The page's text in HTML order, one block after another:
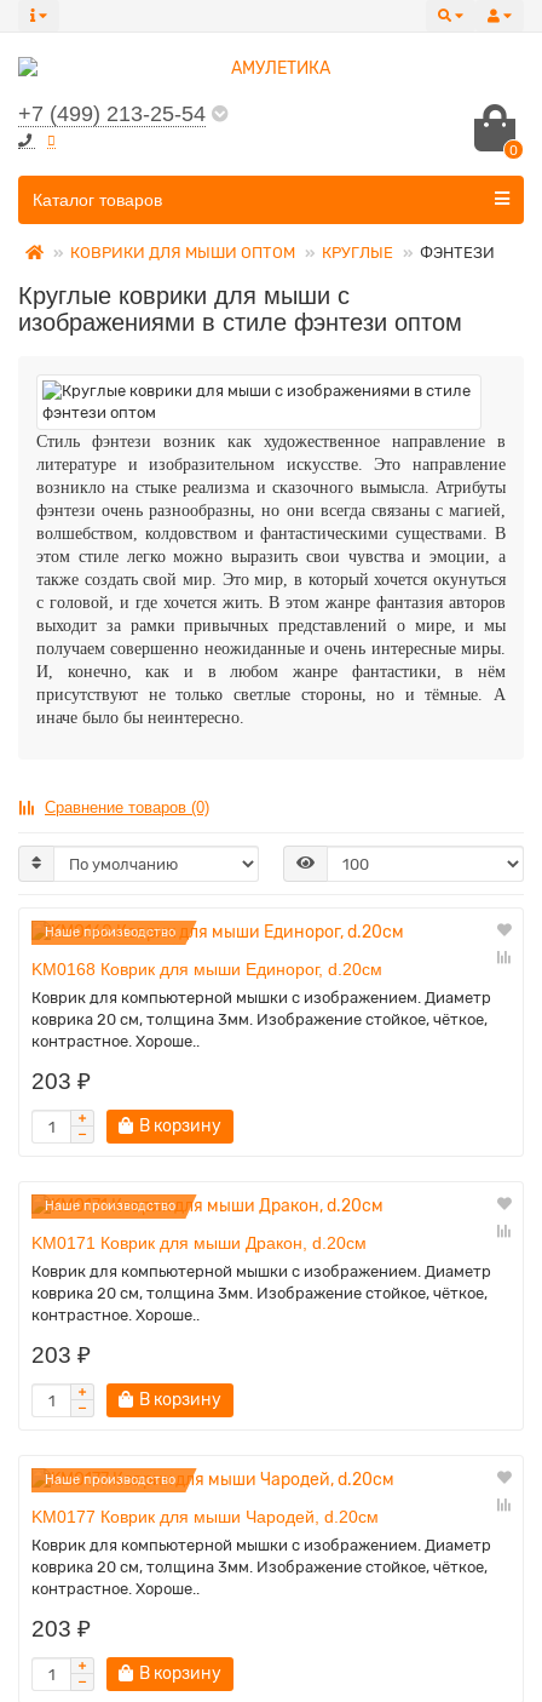
+7 (499) 213-25-54
0
Все категории
Каталог товаров
КОВРИКИ ДЛЯ МЫШИ ОПТОМ КРУГЛЫЕ ФЭНТЕЗИ
Круглые коврики для мыши с
изображениями в стиле фэнтези оптом
Стиль фэнтези возник как художественное направление в
литературе и изобразительном искусстве. Это направление
возникло на стыке реализма и сказочного вымысла. Атрибуты
фэнтези очень разнообразны, но они всегда связаны с магией,
волшебством, колдовством и фантастическими существами. В
этом стиле легко можно выразить свои чувства и эмоции, а
также создать свой мир. Это мир, в который хочется окунуться
с головой, и где хочется жить. В этом жанре фантазия авторов
выходит за рамки привычных представлений о мире, и мы
получаем совершенно неожиданные и очень интересные миры.
И, конечно, как и в любом жанре фантастики, в нём
присутствуют не только светлые стороны, но и тёмные. А
иначе было бы неинтересно.
Сравнение товаров (0)
Наше производство
KM0168 Коврик для мыши Единорог, d.20см
Коврик для компьютерной мышки с изображением. Диаметр
коврика 20 см, толщина 3мм. Изображение стойкое, чёткое,
контрастное. Хороше..
203 ₽
В корзину
Наше производство
KM0171 Коврик для мыши Дракон, d.20см
Коврик для компьютерной мышки с изображением. Диаметр
коврика 20 см, толщина 3мм. Изображение стойкое, чёткое,
контрастное. Хороше..
203 ₽
В корзину
Наше производство
KM0177 Коврик для мыши Чародей, d.20см
Коврик для компьютерной мышки с изображением. Диаметр
коврика 20 см, толщина 3мм. Изображение стойкое, чёткое,
контрастное. Хороше..
203 ₽
В корзину